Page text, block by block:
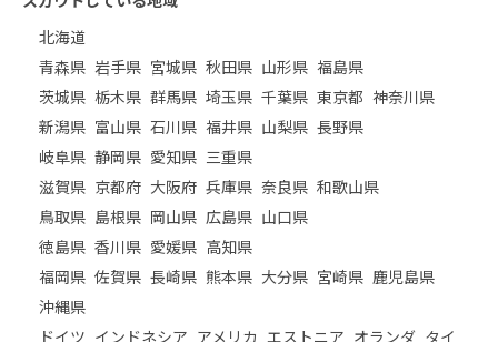
北海道
青森県 岩手県 宮城県 秋田県 山形県 福島県
茨城県 栃木県 群馬県 埼玉県 千葉県 東京都 神奈川県
新潟県 富山県 石川県 福井県 山梨県 長野県
岐阜県 静岡県 愛知県 三重県
滋賀県 京都府 大阪府 兵庫県 奈良県 和歌山県
鳥取県 島根県 岡山県 広島県 山口県
徳島県 香川県 愛媛県 高知県
福岡県 佐賀県 長崎県 熊本県 大分県 宮崎県 鹿児島県
沖縄県
ドイツ インドネシア アメリカ エストニア オランダ タイ